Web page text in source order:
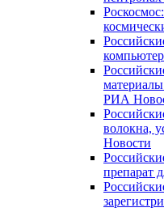
РИА
волокна,
Новости
препарат